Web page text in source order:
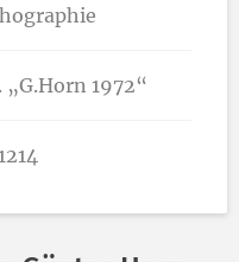
„G.Horn 1972“